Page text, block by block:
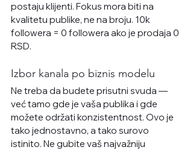
postaju klijenti. Fokus mora biti na
kvalitetu publike, ne na broju. 10k
followera = 0 followera ako je prodaja 0
RSD.
Izbor kanala po biznis modelu
Ne treba da budete prisutni svuda —
već tamo gde je vaša publika i gde
možete održati konzistentnost. Ovo je
tako jednostavno, a tako surovo
istinito. Ne gubite vaš najvažniju